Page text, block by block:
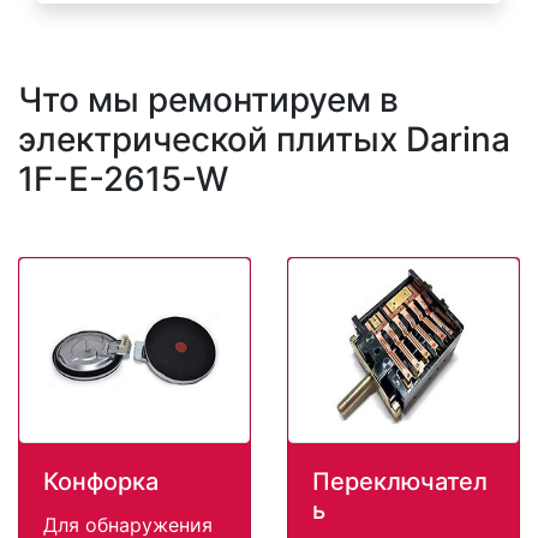
Что мы ремонтируем в
электрической плитых Darina
1F-E-2615-W
Конфорка
Для обнаружения
Переключател
ь